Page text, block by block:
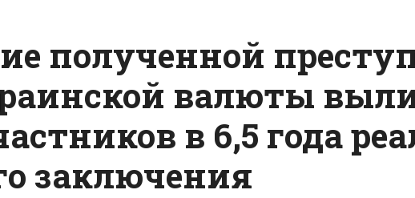
полученной
валюты
в 6,5 года
заключения